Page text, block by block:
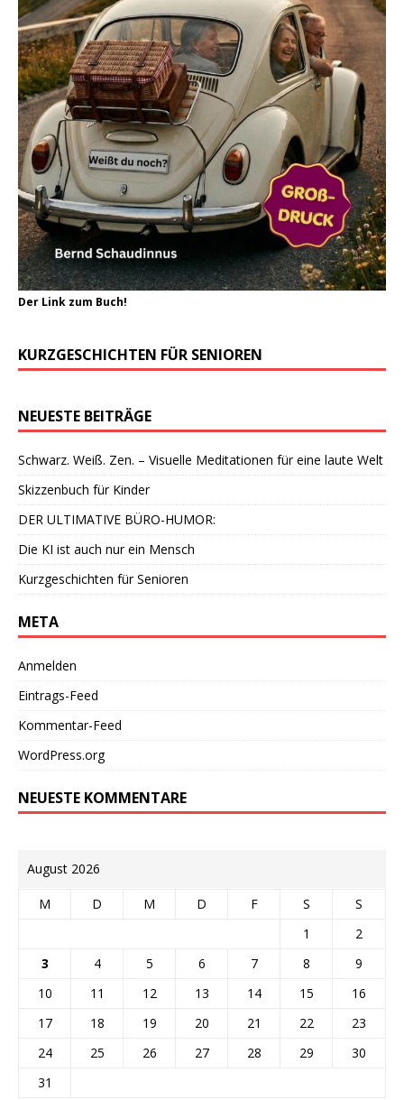
Der Link zum Buch!
KURZGESCHICHTEN FÜR SENIOREN
NEUESTE BEITRÄGE
Schwarz. Weiß. Zen. – Visuelle Meditationen für eine laute Welt
Skizzenbuch für Kinder
DER ULTIMATIVE BÜRO-HUMOR:
Die KI ist auch nur ein Mensch
Kurzgeschichten für Senioren
META
Anmelden
Eintrags-Feed
Kommentar-Feed
WordPress.org
NEUESTE KOMMENTARE
August 2026
M D M D F S
S
1
2
3
4 5 6 7 8
9
10
11 12 13 14 15
16
17
18 19 20 21 22
23
24
25 26 27 28 29
30
31